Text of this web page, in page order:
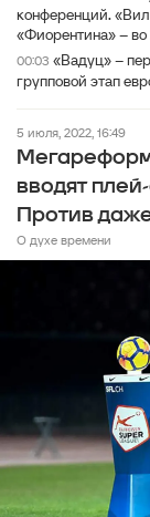
конференций.
«Фиорентина» –
00:03 «Вадуц» –
групповой этап
5 июля, 2022, 16:49
вводят
Против
О духе времени